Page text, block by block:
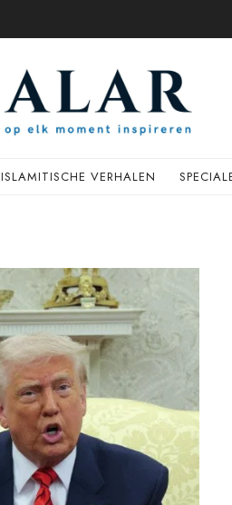
ISLAMITISCHE VERHALEN